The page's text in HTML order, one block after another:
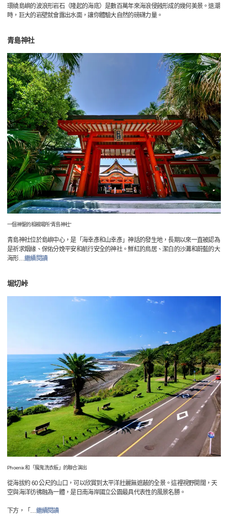
環繞島嶼的波浪形岩石（隆起的海底）是數百萬年來海浪侵蝕形成的幾何美景。退潮
時，巨大的岩壁就會露出水面，讓你體驗大自然的磅礴力量。
青島神社
一個神聖的相親場所“青島神社“
青島神社位於島嶼中心，是「海幸彥和山幸彥」神話的發生地，長期以來一直被認為
是祈求姻緣、保佑分娩平安和航行安全的神社。鮮紅的鳥居、潔白的沙灘和蔚藍的大
海形…繼續閱讀
堀切峠
Phoenix 和「魔鬼洗衣板」的聯合演出
從海拔約 60 公尺的山口，可以欣賞到太平洋壯麗無遮蔽的全景。這裡視野開闊，天
空與海洋彷彿融為一體，是日南海岸國立公園最具代表性的風景名勝。
下方，「 …繼續閱讀